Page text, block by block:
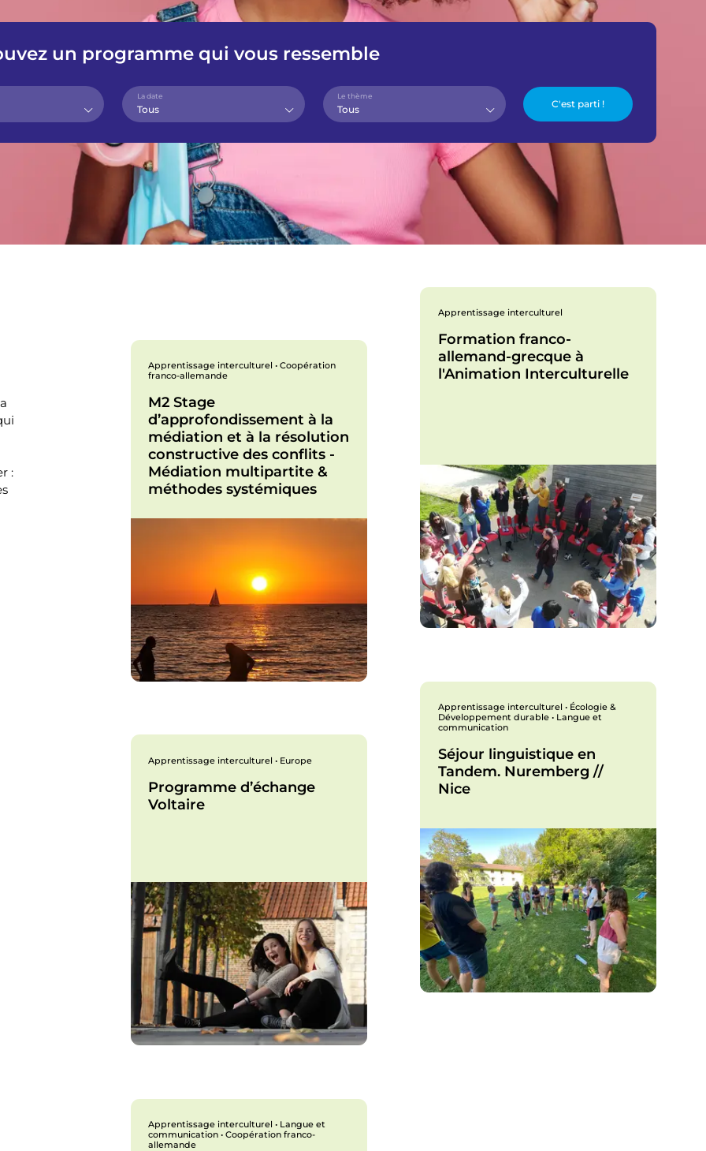
n
m
e
un programme qui vous ressemble
La date
Tous
Le thème
Tous
:
Apprentissage interculturel • Coopération
franco-allemande
M2 Stage
d’approfondissement à la
médiation et à la résolution
constructive des conflits -
Médiation multipartite &
méthodes systémiques
Apprentissage interculturel
Formation franco-
allemand-grecque à
l'Animation Interculturelle
Apprentissage interculturel • Europe
Programme d’échange
Voltaire
Apprentissage interculturel • Écologie &
Développement durable • Langue et
communication
Séjour linguistique en
Tandem. Nuremberg //
Nice
Apprentissage interculturel • Langue et
communication • Coopération franco-
allemande